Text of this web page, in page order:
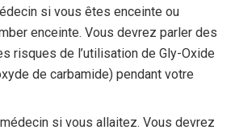
si vous êtes enceinte ou
enceinte. Vous devrez parler des
risques de l’utilisation de Gly-Oxide
de carbamide) pendant votre
si vous allaitez. Vous devrez